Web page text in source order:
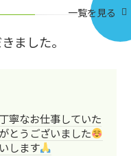
ました。
一覧を見る
寧なお仕事していた
とうございました
します